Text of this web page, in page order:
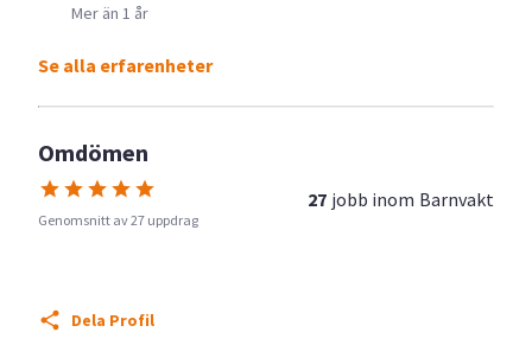
Mer än 1 år
Se alla erfarenheter
Omdömen
Genomsnitt av 27 uppdrag
27 jobb inom Barnvakt
Dela Profil